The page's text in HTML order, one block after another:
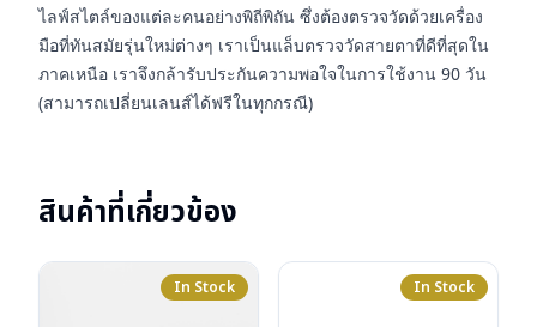
ไลฟ์สไตล์ของแต่ละคนอย่างพิถีพิถัน ซึ่งต้องตรวจวัดด้วยเครื่อง
มือที่ทันสมัยรุ่นใหม่ต่างๆ เราเป็นแล็บตรวจวัดสายตาที่ดีที่สุดใน
ภาคเหนือ เราจึงกล้ารับประกันความพอใจในการใช้งาน 90 วัน
(สามารถเปลี่ยนเลนส์ได้ฟรีในทุกกรณี)
สินค้าที่เกี่ยวข้อง
In Stock In Stock